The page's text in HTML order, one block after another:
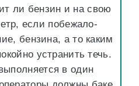
ли бензин и на свою
если побежало-
бензина, а то каким
устранить течь.
в один